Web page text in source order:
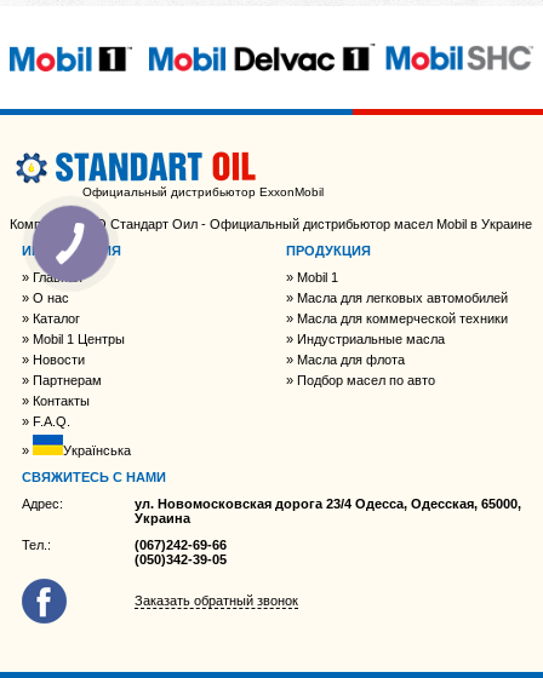
Официальный дистрибьютор ExxonMobil
Компания ООО Стандарт Оил - Официальный дистрибьютор масел Mobil в Украине
ИНФОРМАЦИЯ
Главная
О нас
Каталог
Mobil 1 Центры
Новости
Партнерам
Контакты
F.A.Q.
Українська
ПРОДУКЦИЯ
Mobil 1
Масла для легковых автомобилей
Масла для коммерческой техники
Индустриальные масла
Масла для флота
Подбор масел по авто
СВЯЖИТЕСЬ С НАМИ
Адрес:
ул. Новомосковская дорога 23/4 Одесса, Одесская, 65000,
Украина
Тел.:
(067)242-69-66
(050)342-39-05
Заказать обратный звонок